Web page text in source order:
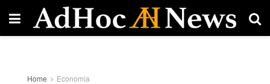
Home Economia